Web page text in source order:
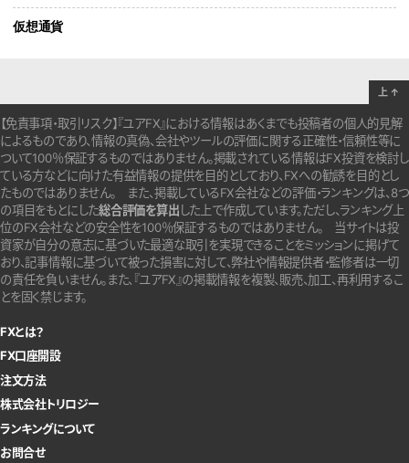
仮想通貨
【免責事項・取引リスク】『ユアFX』における情報はあくまでも投稿者の個人的見解
によるものであり、情報の真偽、会社やツールの評価に関する正確性・信頼性等に
ついて100％保証するものではありません。掲載されている情報はFX投資を検討し
ている方などに向けた有益情報の提供を目的としており、FXへの勧誘を目的とし
たものではありません。 また、掲載しているFX会社などの評価・ランキングは、8つ
の項目をもとにした総合評価を算出 した上で作成しています。ただし、ランキング上
位のFX会社などの安全性を100％保証するものではありません。
当サイトは投
資家が自分の意志に基づいた最適な取引を実現できることをミッションに掲げて
おり、記事情報に基づいて被った損害に対して、弊社や情報提供者・監修者は一切
の責任を負いません。また、『ユアFX』の掲載情報を複製、販売、加工、再利用するこ
とを固く禁じます。
FXとは？
FX口座開設
注文方法
株式会社トリロジー
ランキングについて
お問合せ
上 ↑